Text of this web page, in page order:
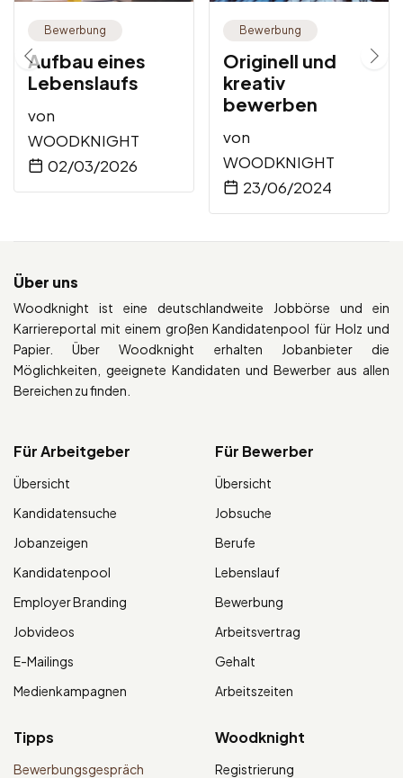
Bewerbung
Aufbau eines
Lebenslaufs
von
WOODKNIGHT
02/03/2026
Bewerbung
Originell und
kreativ
bewerben
von
WOODKNIGHT
23/06/2024
Über uns
Woodknight ist eine deutschlandweite Jobbörse und ein
Karriereportal mit einem großen Kandidatenpool für Holz und
Papier. Über Woodknight erhalten Jobanbieter die
Möglichkeiten, geeignete Kandidaten und Bewerber aus allen
Bereichen zu finden.
Für Arbeitgeber
Übersicht
Kandidatensuche
Jobanzeigen
Kandidatenpool
Employer Branding
Jobvideos
E-Mailings
Medienkampagnen
Für Bewerber
Übersicht
Jobsuche
Berufe
Lebenslauf
Bewerbung
Arbeitsvertrag
Gehalt
Arbeitszeiten
Tipps
Bewerbungsgespräch
Woodknight
Registrierung